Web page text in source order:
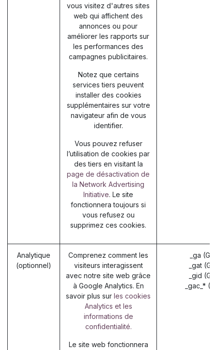
vous visitez d'autres sites
web qui affichent des
annonces ou pour
améliorer les rapports sur
les performances des
campagnes publicitaires.
Notez que certains
services tiers peuvent
installer des cookies
supplémentaires sur votre
navigateur afin de vous
identifier.
Vous pouvez refuser
l’utilisation de cookies par
des tiers en visitant la
page de désactivation de
la Network Advertising
Initiative. Le site
fonctionnera toujours si
vous refusez ou
supprimez ces cookies.
Analytique
(optionnel)
Comprenez comment les
visiteurs interagissent
avec notre site web grâce
à Google Analytics. En
savoir plus sur les cookies
Analytics et les
informations de
confidentialité.
Le site web fonctionnera
_ga
_gat
_gid
_gac_*